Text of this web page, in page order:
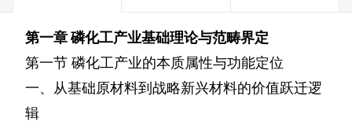
第一章磷化工产业基础理论与范畴界定
第一节 磷化工产业的本质属性与功能定位
一、从基础原材料到战略新兴材料的价值跃迁逻
辑